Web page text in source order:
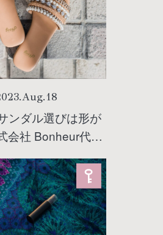
.Aug.18
ンダル選びは形が
会社 Bonheur代表
見えるサンダルの
選び方